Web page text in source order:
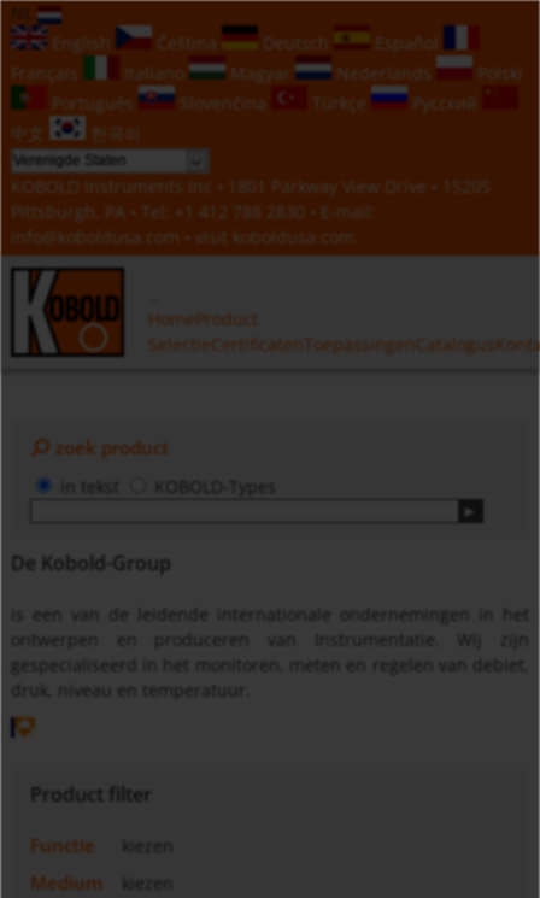
NL
English
Čeština Deutsch
Español
Français
Italiano Magyar Nederlands
Polski
Português
Slovenčina Türkçe
Русский
中文
한국의
KOBOLD Instruments Inc • 1801 Parkway View Drive • 15205
Pittsburgh, PA • Tel:
+1 412 788 2830 • E-mail:
info@koboldusa.com • visit koboldusa.com
HomeProduct
SelectieCertificaten Toepassingen Catalogus
zoek product
in tekst KOBOLD-Types
De Kobold-Group
is een van de leidende internationale ondernemingen in het
ontwerpen en produceren van Instrumentatie. Wij zijn
gespecialiseerd in het monitoren, meten en regelen van debiet,
druk, niveau en temperatuur.
Product filter
Functie kiezen
Medium kiezen